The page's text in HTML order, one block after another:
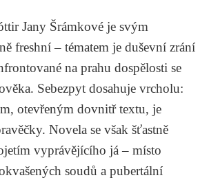
Jany Šrámkové je svým
freshní – tématem je duševní zrání
na prahu dospělosti se
Sebezpyt dosahuje vrcholu:
otevřeným dovnitř textu, je
Novela se však šťastně
vyprávějícího já – místo
soudů a pubertální